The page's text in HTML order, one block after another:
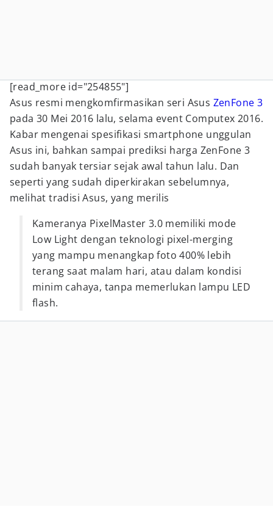
[read_more id="254855"]
Asus resmi mengkomfirmasikan seri Asus ZenFone 3
pada 30 Mei 2016 lalu, selama event Computex 2016.
Kabar mengenai spesifikasi smartphone unggulan
Asus ini, bahkan sampai prediksi harga ZenFone 3
sudah banyak tersiar sejak awal tahun lalu. Dan
seperti yang sudah diperkirakan sebelumnya,
melihat tradisi Asus, yang merilis
Kameranya PixelMaster 3.0 memiliki mode
Low Light dengan teknologi pixel-merging
yang mampu menangkap foto 400% lebih
terang saat malam hari, atau dalam kondisi
minim cahaya, tanpa memerlukan lampu LED
flash.